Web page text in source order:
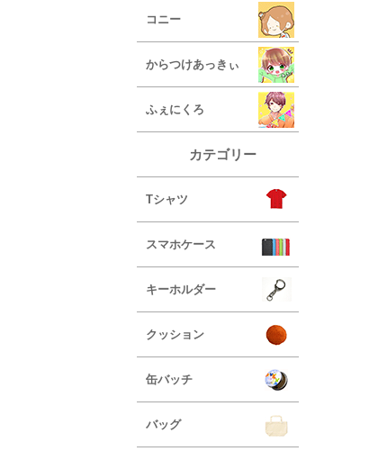
コニー
からつけあっきぃ
ふぇにくろ
カテゴリー
Tシャツ
スマホケース
キーホルダー
クッション
缶バッチ
バッグ